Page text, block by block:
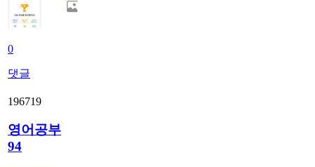
0
댓글
196719
영어공부
94